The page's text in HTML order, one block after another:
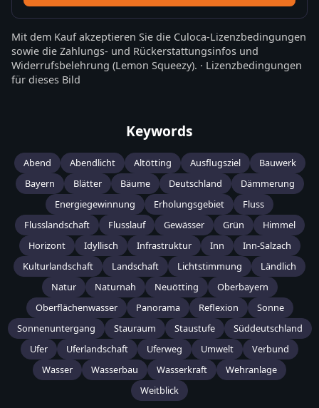
Mit dem Kauf akzeptieren Sie die Culoca-Lizenzbedingungen
sowie die Zahlungs- und Rückerstattungsinfos und
Widerrufsbelehrung (Lemon Squeezy). · Lizenzbedingungen
für dieses Bild
Keywords
Abend Abendlicht Altötting Ausflugsziel
Bauwerk
Bayern
Blätter Bäume Deutschland
Dämmerung
Energiegewinnung
Erholungsgebiet
Fluss
Flusslandschaft
Flusslauf Gewässer Grün
Himmel
Horizont
Idyllisch Infrastruktur Inn
Inn-Salzach
Kulturlandschaft
Landschaft Lichtstimmung
Ländlich
Natur
Naturnah Neuötting
Oberbayern
Oberflächenwasser
Panorama Reflexion
Sonne
Sonnenuntergang
Stauraum Staustufe
Süddeutschland
Ufer
Uferlandschaft Uferweg Umwelt
Verbund
Wasser
Wasserbau Wasserkraft
Wehranlage
Weitblick